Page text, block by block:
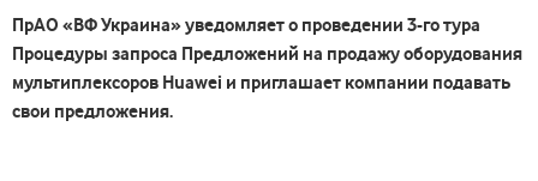
ПрАО «ВФ Украина» уведомляет о проведении 3-го тура
Процедуры запроса Предложений на продажу оборудования
мультиплексоров Huawei и приглашает компании подавать
свои предложения.